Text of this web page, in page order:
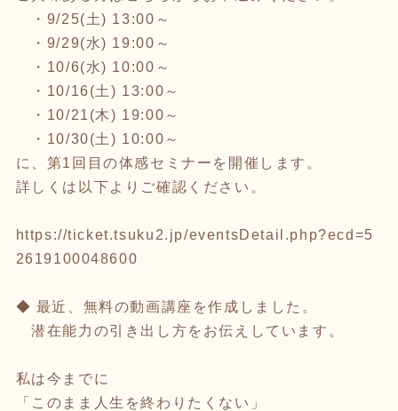
・9/25(土) 13:00～
・9/29(水) 19:00～
・10/6(水) 10:00～
・10/16(土) 13:00～
・10/21(木) 19:00～
・10/30(土) 10:00～
に、第1回目の体感セミナーを開催します。
詳しくは以下よりご確認ください。
https://ticket.tsuku2.jp/eventsDetail.php?ecd=5
2619100048600
◆ 最近、無料の動画講座を作成しました。
潜在能力の引き出し方をお伝えしています。
私は今までに
「このまま人生を終わりたくない」